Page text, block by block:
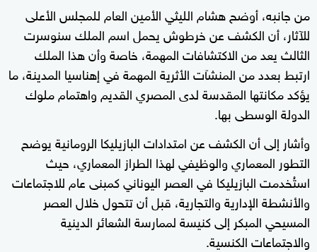
من جانبه، أوضح هشام الليثي الأمين العام للمجلس الأعلى
للآثار، أن الكشف عن خرطوش يحمل اسم الملك سنوسرت
الثالث يعد من الاكتشافات المهمة، خاصة وأن هذا الملك
ارتبط بعدد من المنشآت الأثرية المهمة في إهناسيا المدينة، ما
يؤكد مكانتها المقدسة لدى المصري القديم واهتمام ملوك
الدولة الوسطى بها.
وأشار إلى أن الكشف عن امتدادات البازيليكا الرومانية يوضح
التطور المعماري والوظيفي لهذا الطراز المعماري، حيث
استُخدمت البازيليكا في العصر اليوناني كمبنى عام للاجتماعات
والأنشطة الإدارية والتجارية، قبل أن تتحول خلال العصر
المسيحي المبكر إلى كنيسة لممارسة الشعائر الدينية
والاجتماعات الكنسية.